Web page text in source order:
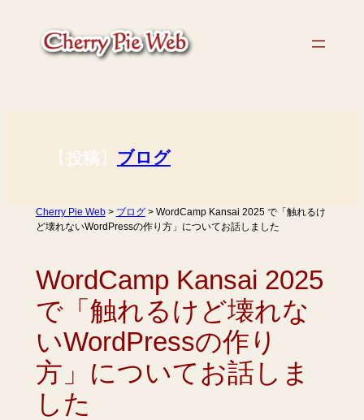
【投稿】 ブログ
Cherry Pie Web> ブログ> WordCamp Kansai 2025 で「触れるけ
ど壊れないWordPressの作り方」についてお話しました
WordCamp Kansai 2025
で「触れるけど壊れな
いWordPressの作り
方」についてお話しま
した